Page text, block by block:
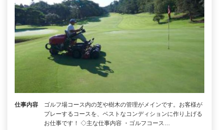
仕事内容
ゴルフ場コース内の芝や樹木の管理がメインです。お客様が
プレーするコースを、ベストなコンディションに作り上げる
お仕事です！ ◇主な仕事内容 ・ゴルフコース…